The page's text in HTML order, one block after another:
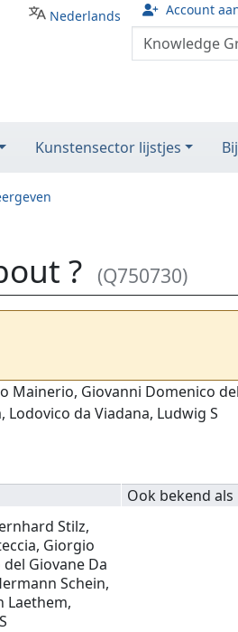
Nederlands Account
Kunstensector lijstjes
? (Q750730)
Mainerio, Giovanni Domenico
Lodovico da Viadana, Ludwig S
Ook bekend als
Stilz,
Giorgio
Giovane Da
Schein,
Laethem,